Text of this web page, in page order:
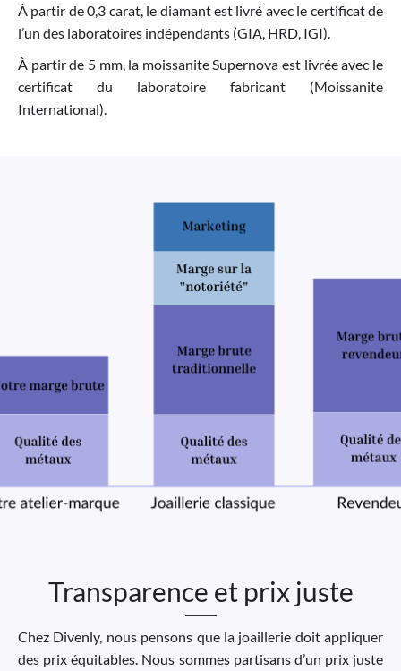
À partir de 0,3 carat, le diamant est livré avec le certificat de
l’un des laboratoires indépendants (GIA, HRD, IGI).
À partir de 5 mm, la moissanite Supernova est livrée avec le
certificat du laboratoire fabricant (Moissanite
International).
Transparence et prix juste
Chez Divenly, nous pensons que la joaillerie doit appliquer
des prix équitables. Nous sommes partisans d’un prix juste